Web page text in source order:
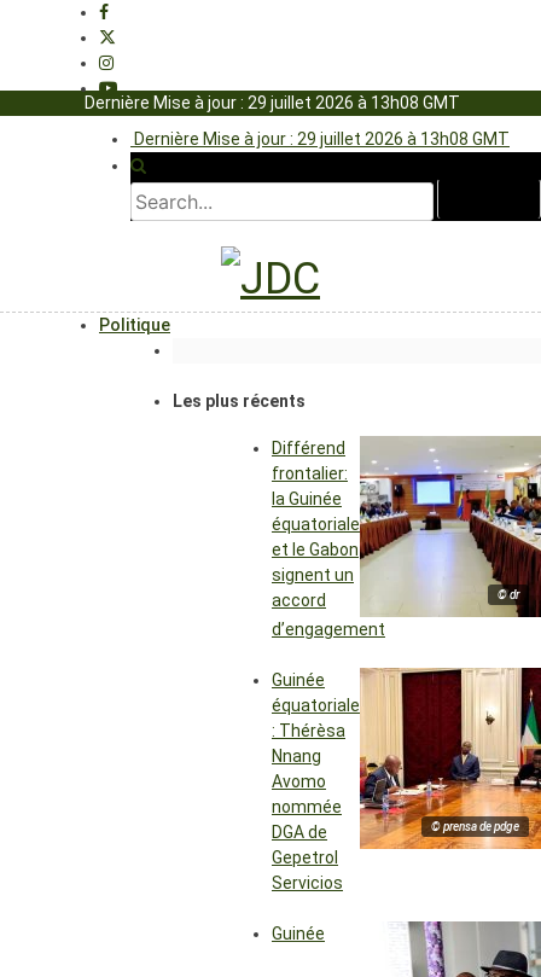
Dernière Mise à jour : 29 juillet 2026 à 13h08 GMT
Dernière Mise à jour : 29 juillet 2026 à 13h08 GMT
Politique
Les plus récents
© dr
Différend
frontalier:
la Guinée
équatoriale
et le Gabon
signent un
accord
d’engagement
© prensa de pdge
Guinée
équatoriale
: Thérèsa
Nnang
Avomo
nommée
DGA de
Gepetrol
Servicios
Guinée